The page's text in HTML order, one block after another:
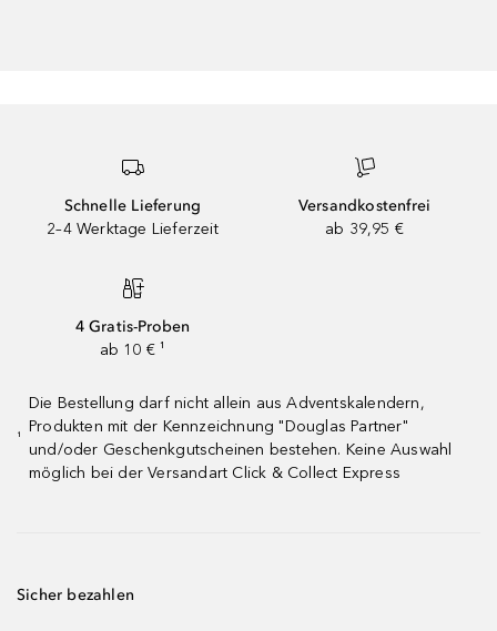
Schnelle Lieferung
2–4 Werktage Lieferzeit
Versandkostenfrei
ab 39,95 €
4 Gratis-Proben
ab 10 € ¹
¹
Die Bestellung darf nicht allein aus Adventskalendern,
Produkten mit der Kennzeichnung "Douglas Partner"
und/oder Geschenkgutscheinen bestehen. Keine Auswahl
möglich bei der Versandart Click & Collect Express
Sicher bezahlen